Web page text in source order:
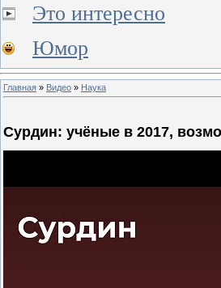
Это интересно
Юмор
Главная » Видео » Наука
Сурдин: учёные в 2017,